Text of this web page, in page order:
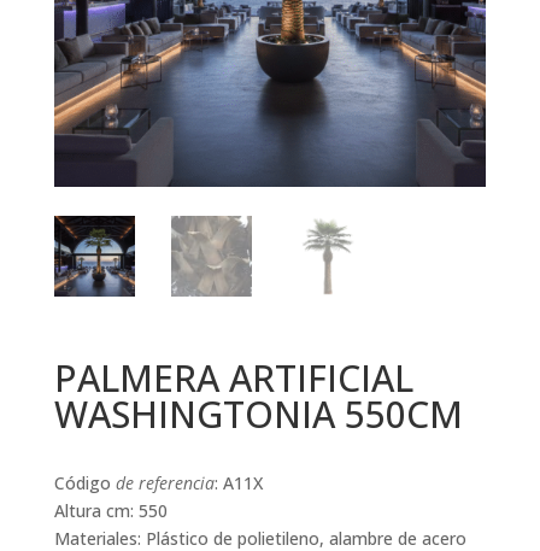
PALMERA ARTIFICIAL
WASHINGTONIA 550CM
Código de referencia: A11X
Altura cm: 550
Materiales: Plástico de polietileno, alambre de acero